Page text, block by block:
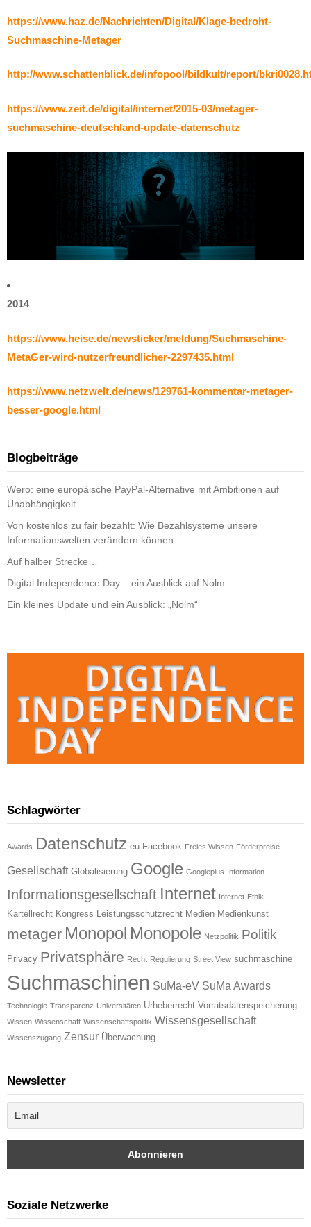
https://www.haz.de/Nachrichten/Digital/Klage-bedroht-
Suchmaschine-Metager
http://www.schattenblick.de/infopool/bildkult/report/
https://www.zeit.de/digital/internet/2015-03/metager-
suchmaschine-deutschland-update-datenschutz
2014
https://www.heise.de/newsticker/meldung/Suchmaschine-
MetaGer-wird-nutzerfreundlicher-2297435.html
https://www.netzwelt.de/news/129761-kommentar-metager-
besser-google.html
Blogbeiträge
Wero: eine europäische PayPal-Alternative mit Ambitionen auf
Unabhängigkeit
Von kostenlos zu fair bezahlt: Wie Bezahlsysteme unsere
Informationswelten verändern können
Auf halber Strecke…
Digital Independence Day – ein Ausblick auf Nolm
Ein kleines Update und ein Ausblick: „Nolm“
Schlagwörter
Awards Datenschutz eu Facebook Freies Wissen Förderpreise
Gesellschaft Globalisierung Google Googleplus Information
Informationsgesellschaft Internet Internet-Ethik
Kartellrecht Kongress Leistungsschutzrecht Medien Medienkunst
metager Monopol Monopole Netzpolitik Politik
Privacy Privatsphäre Recht Regulierung Street View suchmaschine
Suchmaschinen SuMa-eV SuMa Awards
Technologie Transparenz Universitäten Urheberrecht Vorratsdatenspeicherung
Wissen Wissenschaft Wissenschaftspolitik Wissensgesellschaft
Wissenszugang Zensur Überwachung
Newsletter
Soziale Netzwerke